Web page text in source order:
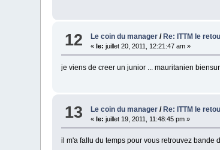
12 Le coin du manager / Re: ITTM le
« le: juillet 20, 2011, 12:21:47 am »
je viens de creer un junior ... mauritanien
13 Le coin du manager /Re: ITTM le
«le: juillet 19, 2011, 11:48:45 pm »
il m'a fallu du temps pour vous retrouvez